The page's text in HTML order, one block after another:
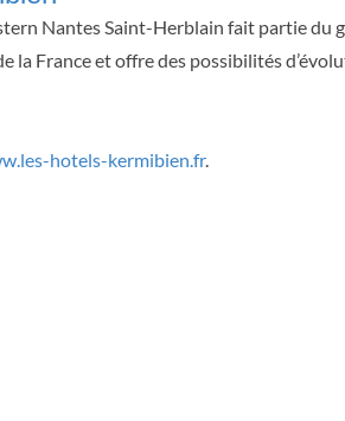
Nantes Saint-Herblain fait partie du
la France et offre des possibilités
hotels-kermibien.fr.